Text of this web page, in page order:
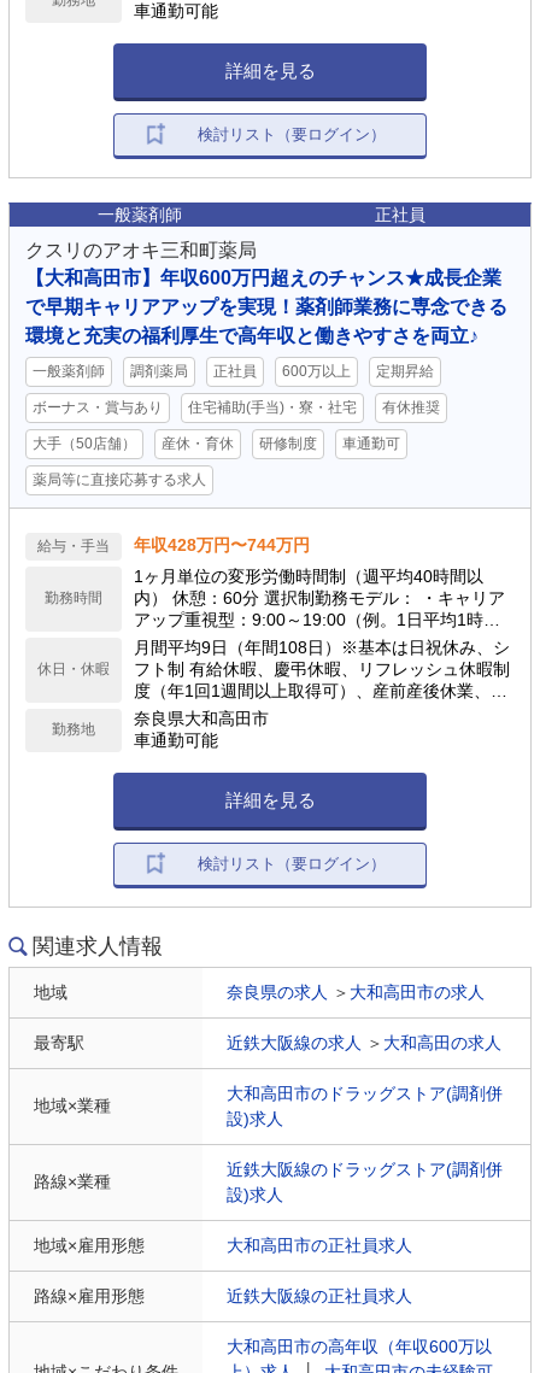
休暇 等
車通勤可能
詳細を見る
検討リスト（要ログイン）
一般薬剤師 正社員
クスリのアオキ三和町薬局
【大和高田市】年収600万円超えのチャンス★成長企業
で早期キャリアアップを実現！薬剤師業務に専念できる
環境と充実の福利厚生で高年収と働きやすさを両立♪
一般薬剤師 調剤薬局 正社員 600万以上 定期昇給
ボーナス・賞与あり 住宅補助(手当)・寮・社宅 有休推奨
大手（50店舗） 産休・育休 研修制度 車通勤可
薬局等に直接応募する求人
給与・手当 年収428万円〜744万円
勤務時間
1ヶ月単位の変形労働時間制（週平均40時間以
内） 休憩：60分 選択制勤務モデル： ・キャリア
アップ重視型：9:00～19:00（例。1日平均1時間
の計画残業を含む） ・ワークライフバランス型：
9:00～19:00の間で実働8時間（残業想定少） ※夜
間・土日含むシフト勤務あり（配属店舗の営業時
間による）
休日・休暇
月間平均9日（年間108日）※基本は日祝休み、シ
フト制 有給休暇、慶弔休暇、リフレッシュ休暇制
度（年1回1週間以上取得可）、産前産後休業、育
児休業、介護休業、看護休暇、引越休暇、裁判員
休暇 等
勤務地
奈良県大和高田市
車通勤可能
詳細を見る
検討リスト（要ログイン）
関連求人情報
地域 奈良県の求人 ＞ 大和高田市の求人
最寄駅 近鉄大阪線の求人 ＞ 大和高田の求人
地域×業種
大和高田市のドラッグストア(調剤併
設)求人
路線×業種
近鉄大阪線のドラッグストア(調剤併
設)求人
地域×雇用形態 大和高田市の正社員求人
路線×雇用形態 近鉄大阪線の正社員求人
大和高田市の高年収（年収600万以